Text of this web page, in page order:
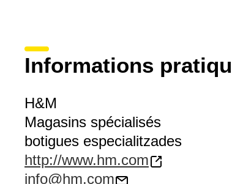
Informations
H&M
Magasins spécialisés
botigues especialitzades
http://www.hm.com
info@hm.com